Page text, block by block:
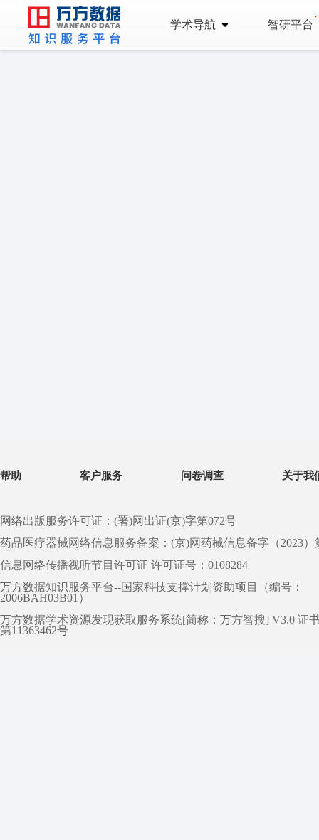
学术导航 智研平台
帮助 客户服务 问卷调查 关于我
网络出版服务许可证：(署)网出证(京)字第072号
药品医疗器械网络信息服务备案：(京)网药械信息备字（2023）
信息网络传播视听节目许可证 许可证号：0108284
万方数据知识服务平台--国家科技支撑计划资助项目（编号：
2006BAH03B01）
万方数据学术资源发现获取服务系统[简称：万方智搜] V3.0 证
第11363462号